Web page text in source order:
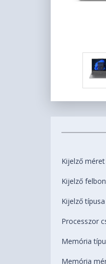
Kijelző méret
Kijelző
Kijelző típusa
Processzor
Memória
Memória